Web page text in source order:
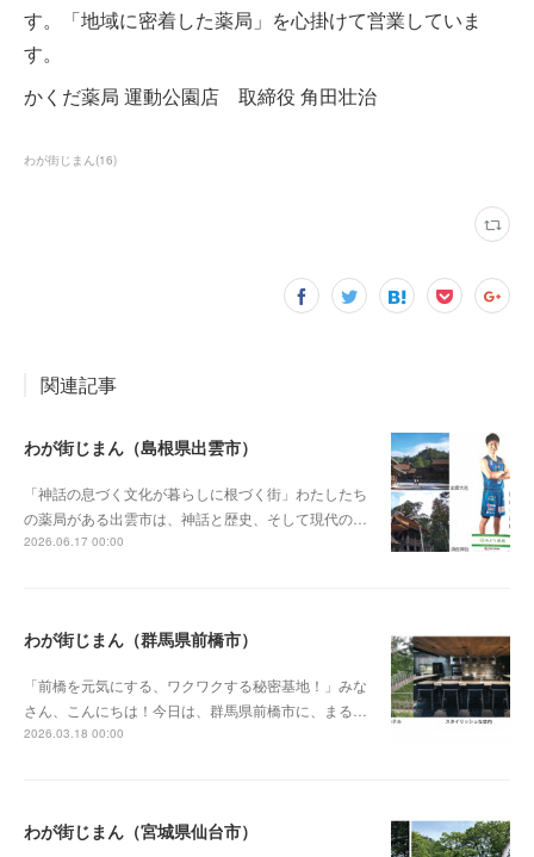
す。「地域に密着した薬局」を心掛けて営業していま
す。
かくだ薬局 運動公園店 取締役 角田壮治
わが街じまん(16)
関連記事
わが街じまん（島根県出雲市）
「神話の息づく文化が暮らしに根づく街」わたしたち
の薬局がある出雲市は、神話と歴史、そして現代の…
2026.06.17 00:00
わが街じまん（群馬県前橋市）
「前橋を元気にする、ワクワクする秘密基地！」みな
さん、こんにちは！今日は、群馬県前橋市に、まる…
2026.03.18 00:00
わが街じまん（宮城県仙台市）